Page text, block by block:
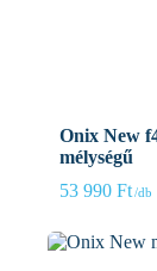
Onix New
mélységű
53 990 Ft